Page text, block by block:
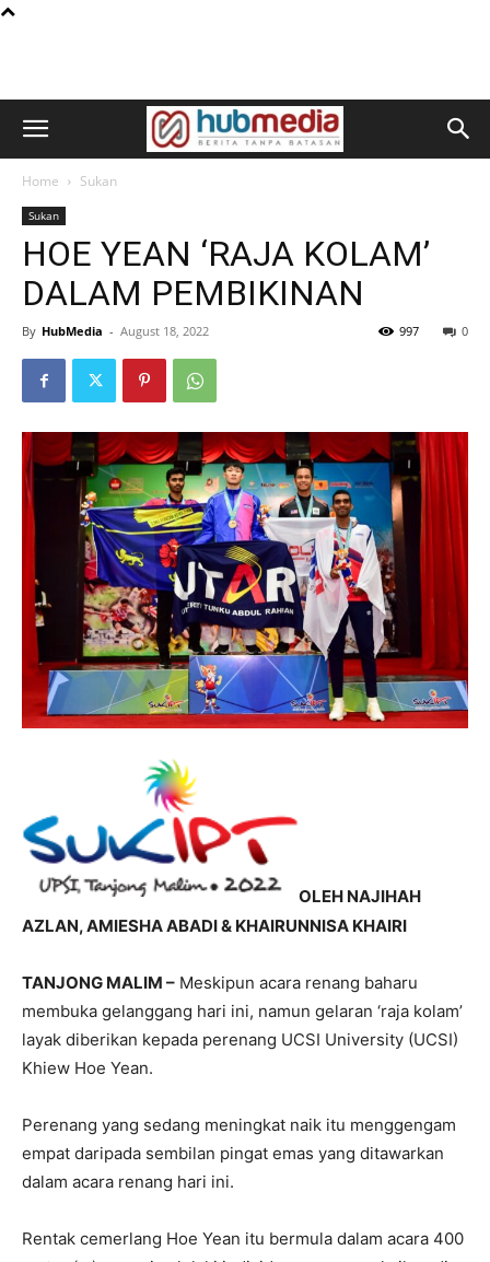
Home Sukan
Sukan
HOE YEAN ‘RAJA KOLAM’
DALAM PEMBIKINAN
By HubMedia - August 18, 2022 0
997
OLEH NAJIHAH
AZLAN, AMIESHA ABADI & KHAIRUNNISA KHAIRI
TANJONG MALIM – Meskipun acara renang baharu
membuka gelanggang hari ini, namun gelaran ‘raja kolam’
layak diberikan kepada perenang UCSI University (UCSI)
Khiew Hoe Yean.
Perenang yang sedang meningkat naik itu menggengam
empat daripada sembilan pingat emas yang ditawarkan
dalam acara renang hari ini.
Rentak cemerlang Hoe Yean itu bermula dalam acara 400